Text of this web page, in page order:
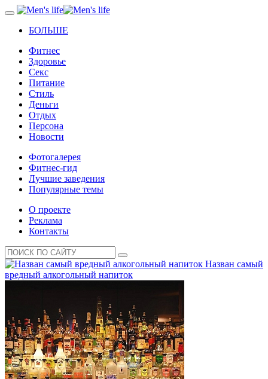
БОЛЬШЕ
Фитнес
Здоровье
Секс
Питание
Стиль
Деньги
Отдых
Персона
Новости
Фотогалерея
Фитнес-гид
Лучшие заведения
Популярные темы
О проекте
Реклама
Контакты
Назван самый
вредный алкогольный напиток